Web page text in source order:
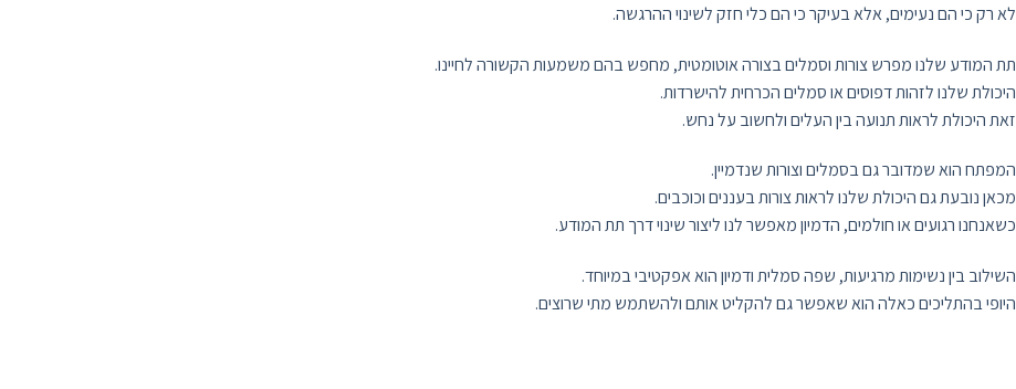
לא רק כי הם נעימים, אלא בעיקר כי הם כלי חזק לשינוי ההרגשה.
תת המודע שלנו מפרש צורות וסמלים בצורה אוטומטית, מחפש בהם משמעות הקשורה לחיינו.
היכולת שלנו לזהות דפוסים או סמלים הכרחית להישרדות.
זאת היכולת לראות תנועה בין העלים ולחשוב על נחש.
המפתח הוא שמדובר גם בסמלים וצורות שנדמיין.
מכאן נובעת גם היכולת שלנו לראות צורות בעננים וכוכבים.
כשאנחנו רגועים או חולמים, הדמיון מאפשר לנו ליצור שינוי דרך תת המודע.
השילוב בין נשימות מרגיעות, שפה סמלית ודמיון הוא אפקטיבי במיוחד.
היופי בהתליכים כאלה הוא שאפשר גם להקליט אותם ולהשתמש מתי שרוצים.